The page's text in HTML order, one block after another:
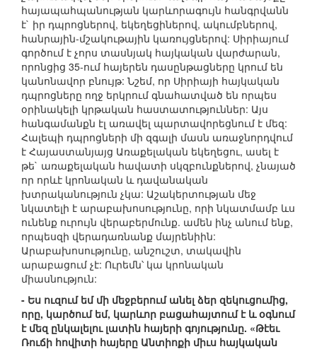
հայապահպանության կարևորագույն հանգրվանն
է` իր դպրոցներով, եկեղեցիներով, ակումբներով,
հանրային-մշակութային կառույցներով: Սիրիայում
գործում է չորս տասնյակ հայկական վարժարան,
որոնցից 35-ում հայերեն դասընթացները կրում են
կանոնավոր բնույթ: Նշեմ, որ Սիրիայի հայկական
դպրոցները ողջ երկրում գնահատված են որպես
օրինակելի կրթական հաստատություններ: Այս
հանգամանքն էլ առավել պարտավորեցնում է մեզ:
Հալեպի դպրոցների մի զգալի մասն առաջնորդվում
է Հայաստանյայց Առաքելական եկեղեցու, ասել է
թե` առաքելական հավատի սկզբունքներով, չնայած
որ որևէ կրոնական և դավանական
խտրականություն չկա: Աշակերտության մեջ
նկատելի է արաբախոսությունը, որի նկատմամբ ևս
ունենք ուրույն վերաբերմունք. ամեն ինչ անում ենք,
որպեսզի վերադառնանք մայրենիին:
Արաբախոսությունը, անշուշտ, տակավին
արաբացում չէ: Ուրեմն՝ կա կրոնական
միասնություն:
- Ես ուզում եմ մի մեջբերում անել ձեր զեկուցումից,
որը, կարծում եմ, կարևոր բացահայտում է և օգնում
է մեզ ընկալելու լատին հայերի գոյությունը. «Թէեւ
Ռուճի հովիտի հայերը Անտիոքի միւս հայկական